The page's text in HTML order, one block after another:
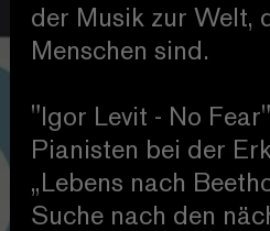
der Musik zur Welt,
Menschen sind.
"Igor Levit - No
Pianisten bei der
„Lebens nach
Suche nach den